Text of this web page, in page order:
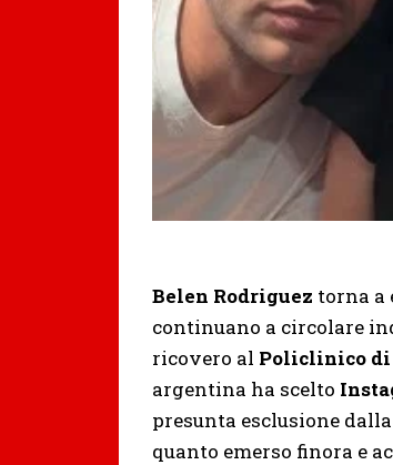
Belen Rodriguez torna a
continuano a circolare
ricovero al Policlinico
argentina ha scelto
presunta esclusione
quanto emerso finora e